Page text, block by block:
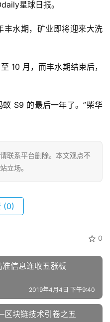
星球日报。
丰水期，矿业即将迎来大洗
10 月，而丰水期结束后，
S9 的最后一年了。”柴华
联系平台删除。本文观点不
立场。
(0)
0
信息连收五涨板
2019年4月4日 下午9:40
块链技术引卷之五